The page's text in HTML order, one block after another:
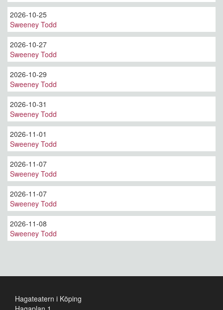
2026-10-25
Sweeney Todd
2026-10-27
Sweeney Todd
2026-10-29
Sweeney Todd
2026-10-31
Sweeney Todd
2026-11-01
Sweeney Todd
2026-11-07
Sweeney Todd
2026-11-07
Sweeney Todd
2026-11-08
Sweeney Todd
Hagateatern i Köping